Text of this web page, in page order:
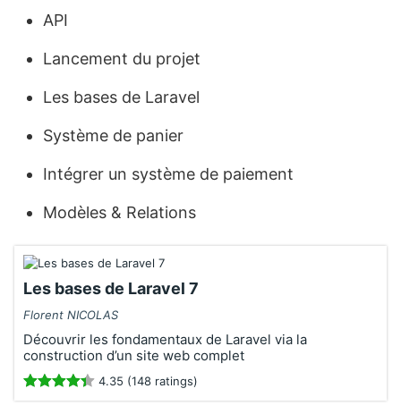
API
Lancement du projet
Les bases de Laravel
Système de panier
Intégrer un système de paiement
Modèles & Relations
Les bases de Laravel 7
Florent NICOLAS
Découvrir les fondamentaux de Laravel via la
construction d’un site web complet
4.35 (148 ratings)